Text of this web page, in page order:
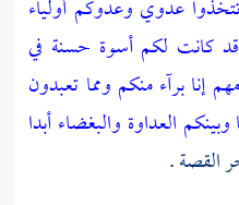
تتخذوا عدوي وعدوكم أولياء
قد كانت لكم أسوة حسنة في
إنا برآء منكم ومما تعبدون
العداوة والبغضاء أبدا
القصة .